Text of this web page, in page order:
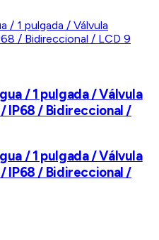
/ 1 pulgada / Válvula
IP68 / Bidireccional /
/ 1 pulgada / Válvula
IP68 / Bidireccional /